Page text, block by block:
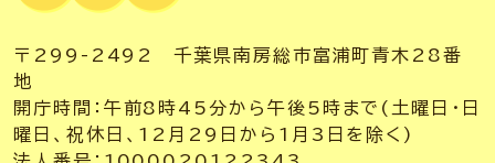
〒299-2492 千葉県南房総市富浦町青木28番
地
開庁時間：午前8時45分から午後5時まで(土曜日・日
曜日、祝休日、12月29日から1月3日を除く)